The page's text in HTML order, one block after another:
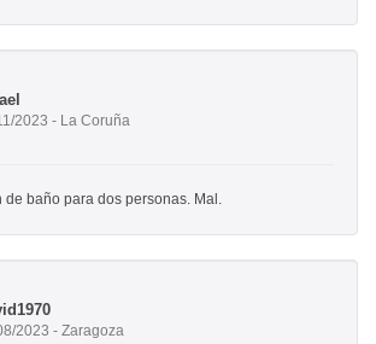
2023 - La Coruña
de baño para dos personas. Mal.
2023 - Zaragoza